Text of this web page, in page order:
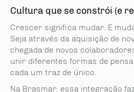
Cultura que se constrói (e
Crescer significa mudar. E
Seja através da aquisição de
chegada de novos
unir diferentes formas de
cada um traz de único.
Na Brasmar, essa integração